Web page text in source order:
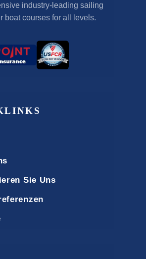
industry-leading sailing
boat courses for all levels.
Sie Uns